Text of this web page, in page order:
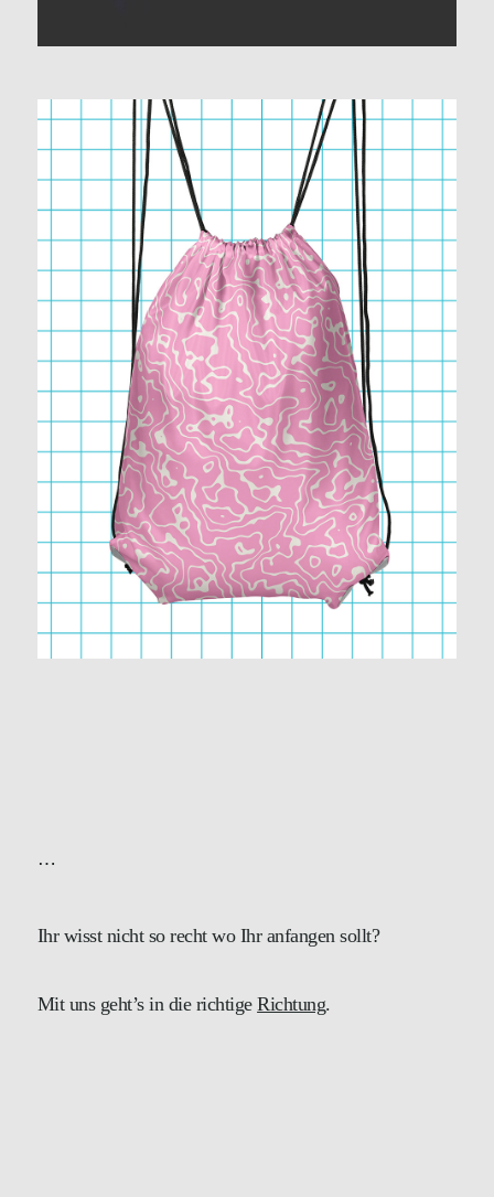
⋯
Ihr wisst nicht so recht wo Ihr anfangen sollt?
Mit uns geht’s in die richtigeRichtung.